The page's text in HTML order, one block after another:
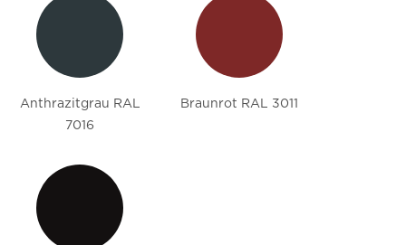
Anthrazitgrau RAL
7016
Braunrot RAL 3011